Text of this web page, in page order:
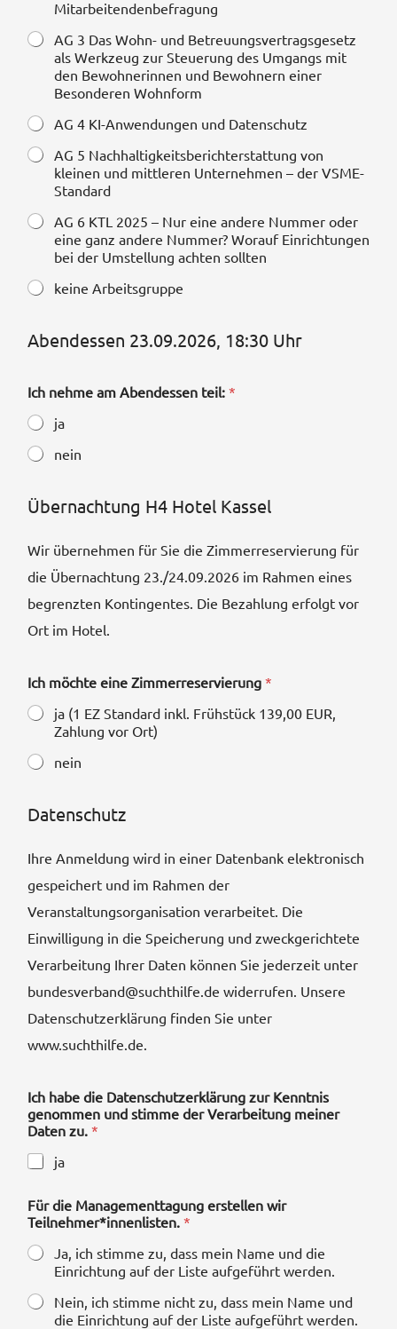
Mitarbeitendenbefragung
AG 3 Das Wohn- und Betreuungsvertragsgesetz
als Werkzeug zur Steuerung des Umgangs mit
den Bewohnerinnen und Bewohnern einer
Besonderen Wohnform
AG 4 KI-Anwendungen und Datenschutz
AG 5 Nachhaltigkeitsberichterstattung von
kleinen und mittleren Unternehmen – der VSME-
Standard
AG 6 KTL 2025 – Nur eine andere Nummer oder
eine ganz andere Nummer? Worauf Einrichtungen
bei der Umstellung achten sollten
keine Arbeitsgruppe
Abendessen 23.09.2026, 18:30 Uhr
Ich nehme am Abendessen teil: *
ja
nein
Übernachtung H4 Hotel Kassel
Wir übernehmen für Sie die Zimmerreservierung für
die Übernachtung 23./24.09.2026 im Rahmen eines
begrenzten Kontingentes. Die Bezahlung erfolgt vor
Ort im Hotel.
Ich möchte eine Zimmerreservierung *
ja (1 EZ Standard inkl. Frühstück 139,00 EUR,
Zahlung vor Ort)
nein
Datenschutz
Ihre Anmeldung wird in einer Datenbank elektronisch
gespeichert und im Rahmen der
Veranstaltungsorganisation verarbeitet. Die
Einwilligung in die Speicherung und zweckgerichtete
Verarbeitung Ihrer Daten können Sie jederzeit unter
bundesverband@suchthilfe.de widerrufen. Unsere
Datenschutzerklärung finden Sie unter
www.suchthilfe.de.
Ich habe die Datenschutzerklärung zur Kenntnis
genommen und stimme der Verarbeitung meiner
Daten zu. *
ja
Für die Managementtagung erstellen wir
Teilnehmer*innenlisten. *
Ja, ich stimme zu, dass mein Name und die
Einrichtung auf der Liste aufgeführt werden.
Nein, ich stimme nicht zu, dass mein Name und
die Einrichtung auf der Liste aufgeführt werden.